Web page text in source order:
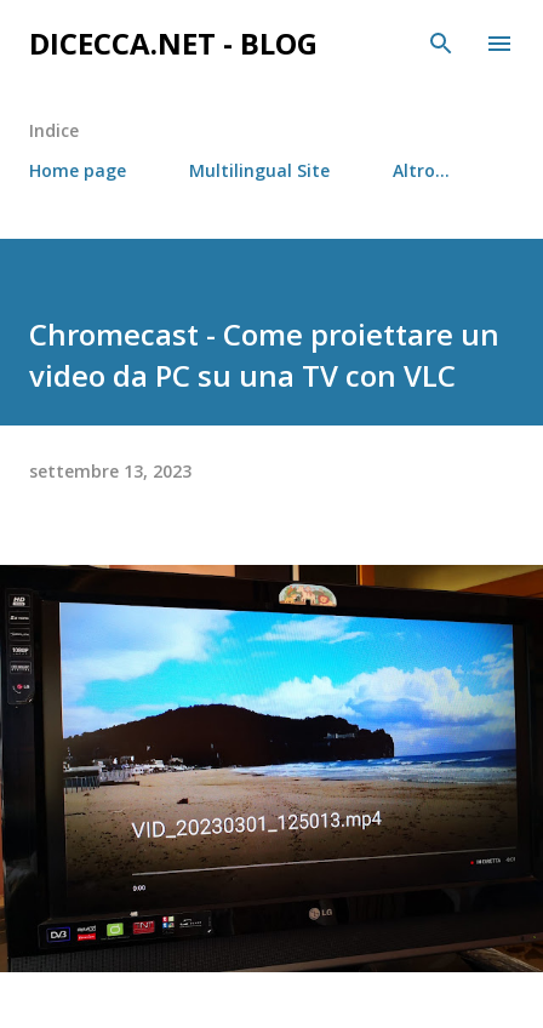
Passa ai contenuti principali
DICECCA.NET - BLOG
Indice
Home page
Multilingual Site Altro…
Chromecast - Come proiettare un
video da PC su una TV con VLC
settembre 13, 2023